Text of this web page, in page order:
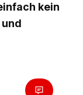
kein